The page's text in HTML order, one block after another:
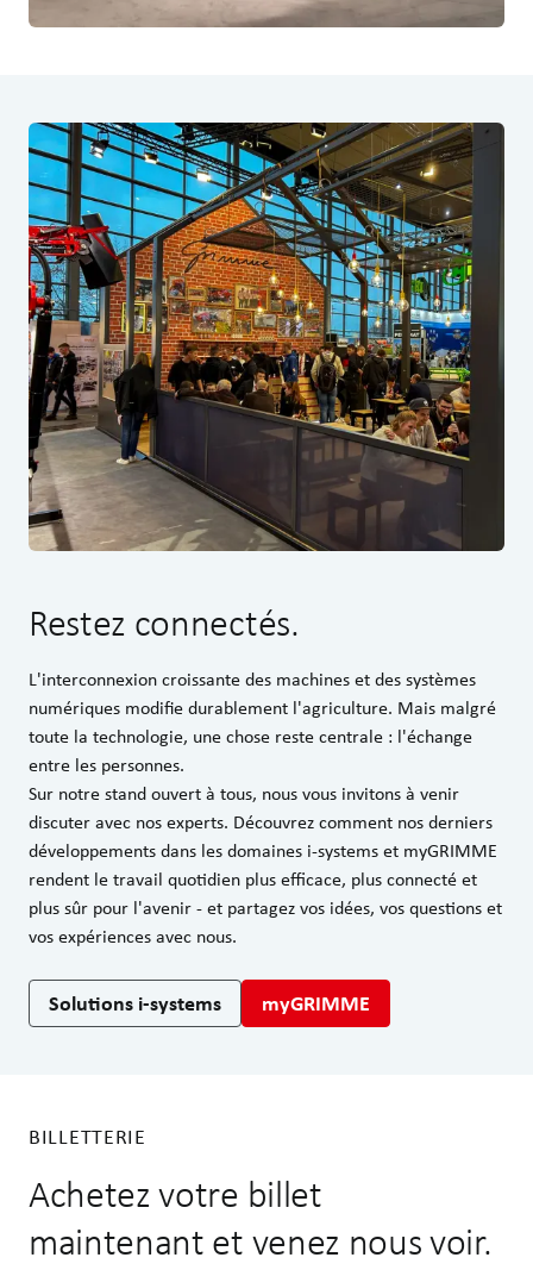
Restez connectés.
L'interconnexion croissante des machines et des systèmes
numériques modifie durablement l'agriculture. Mais malgré
toute la technologie, une chose reste centrale : l'échange
entre les personnes.
Sur notre stand ouvert à tous, nous vous invitons à venir
discuter avec nos experts. Découvrez comment nos derniers
développements dans les domaines i-systems et myGRIMME
rendent le travail quotidien plus efficace, plus connecté et
plus sûr pour l'avenir - et partagez vos idées, vos questions et
vos expériences avec nous.
Solutions i-systems myGRIMME
BILLETTERIE
Achetez votre billet
maintenant et venez nous voir.